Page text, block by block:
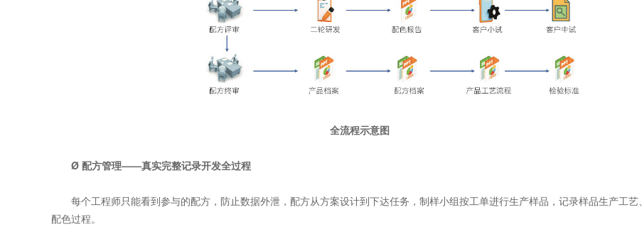
全流程示意图
Ø 配方管理——真实完整记录开发全过程
每个工程师只能看到参与的配方，防止数据外泄，配方从方案设计到下达任务，制样小组按工单进行生产样品，记录样品生产工艺、
配色过程。